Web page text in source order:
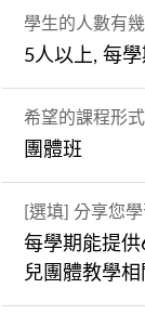
學生的人數有幾
5人以上, 每
希望的課程形式
團體班
[選填] 分享您
每學期能提
兒團體教學